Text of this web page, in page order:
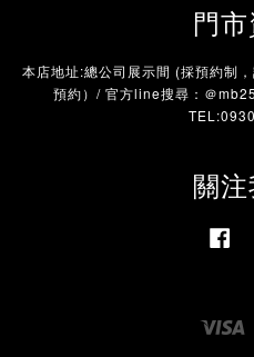
門
本店地址:總公司展示間 (採預約制
預約）/ 官方line搜尋：＠
關